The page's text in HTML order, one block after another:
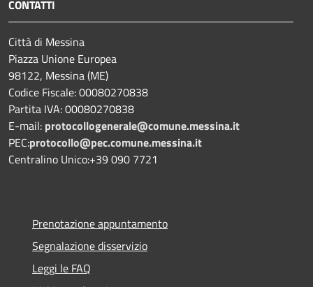
CONTATTI
Città di Messina
Piazza Unione Europea
98122, Messina (ME)
Codice Fiscale: 00080270838
Partita IVA: 00080270838
E-mail: protocollogenerale@comune.messina.it
PEC:protocollo@pec.comune.messina.it
Centralino Unico:+39 090 7721
Prenotazione appuntamento
Segnalazione disservizio
Leggi le FAQ